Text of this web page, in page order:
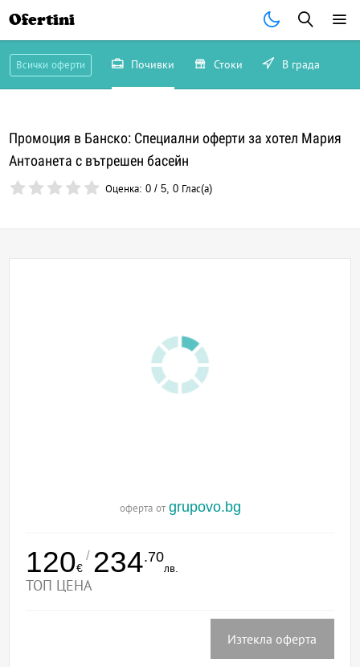
Ofertini
Всички оферти Почивки Стоки В града
Промоция в Банско: Специални оферти за хотел Мария
Антоанета с вътрешен басейн
Оценка:0 /5,0 Глас(а)
оферта от grupovo.bg
120€
/ 234.70
лв.
ТОП ЦЕНА
Изтекла оферта